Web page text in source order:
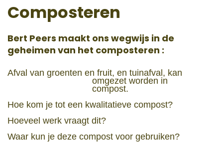
Composteren
Bert Peers maakt ons wegwijs in de
geheimen van het composteren :
Afval van groenten en fruit, en tuinafval, kan
omgezet worden in
compost.
Hoe kom je tot een kwalitatieve compost?
Hoeveel werk vraagt dit?
Waar kun je deze compost voor gebruiken?